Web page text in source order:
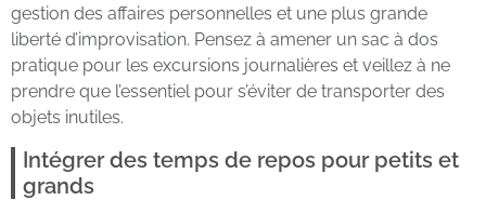
gestion des affaires personnelles et une plus grande
liberté d’improvisation. Pensez à amener un sac à dos
pratique pour les excursions journalières et veillez à ne
prendre que l’essentiel pour s’éviter de transporter des
objets inutiles.
Intégrer des temps de repos pour petits et
grands